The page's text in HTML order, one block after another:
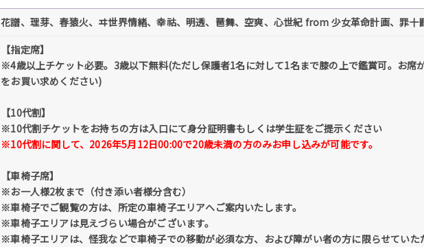
花譜、理芽、春猿火、ヰ世界情緒、幸祜、明透、琶舞、空爽、心世紀 from 少女革命計画、罪
【指定席】
※4歳以上チケット必要。3歳以下無料(ただし保護者1名に対して1名まで膝の上で鑑賞可。お席
をお買い求めください)
【10代割】
※10代割チケットをお持ちの方は入口にて身分証明書もしくは学生証をご提示ください
※10代割に関して、2026年5月12日00:00で20歳未満の方のみお申し込みが可能です。
【車椅子席】
※お一人様2枚まで（付き添い者様分含む）
※車椅子でご観覧の方は、所定の車椅子エリアへご案内いたします。
※車椅子エリアは見えづらい場合がございます。
※車椅子エリアは、怪我などで車椅子での移動が必須な方、および障がい者の方に限らせていた